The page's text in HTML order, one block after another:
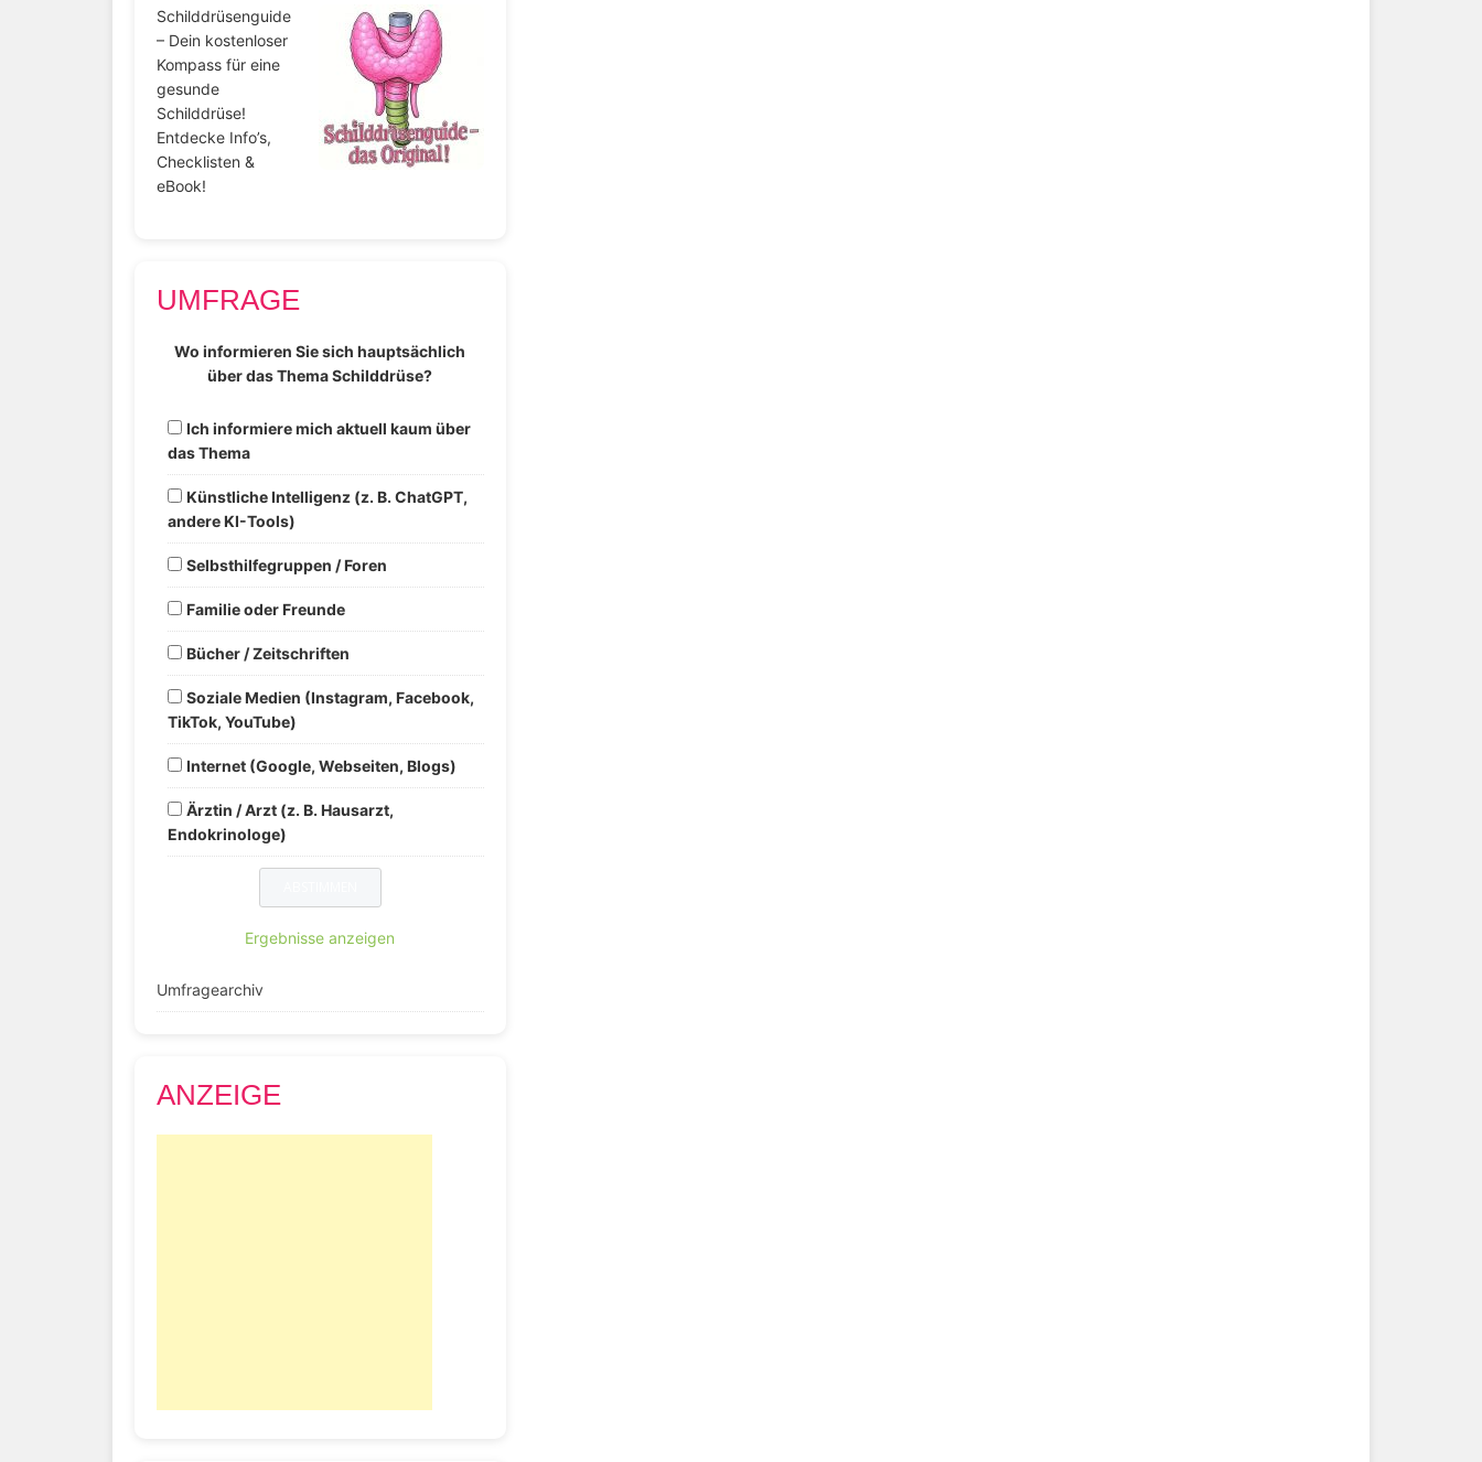
Schilddrüsenguide
– Dein kostenloser
Kompass für eine
gesunde
Schilddrüse!
Entdecke Info’s,
Checklisten &
eBook!
UMFRAGE
Wo informieren Sie sich hauptsächlich
über das Thema Schilddrüse?
Ich informiere mich aktuell kaum über
das Thema
Künstliche Intelligenz (z. B. ChatGPT,
andere KI-Tools)
Selbsthilfegruppen / Foren
Familie oder Freunde
Bücher / Zeitschriften
Soziale Medien (Instagram, Facebook,
TikTok, YouTube)
Internet (Google, Webseiten, Blogs)
Ärztin / Arzt (z. B. Hausarzt,
Endokrinologe)
Ergebnisse anzeigen
Umfragearchiv
ANZEIGE